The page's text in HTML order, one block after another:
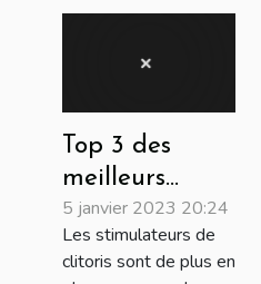
Top 3 des
meilleurs
stimulateurs
de clitoris
5 janvier 2023 20:24
Les stimulateurs de
clitoris sont de plus en